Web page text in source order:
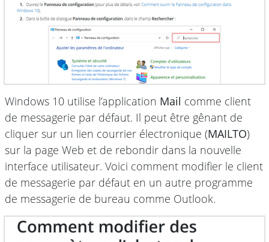
Windows 10 utilise l’application Mail comme client
de messagerie par défaut. Il peut être gênant de
cliquer sur un lien courrier électronique (MAILTO)
sur la page Web et de rebondir dans la nouvelle
interface utilisateur. Voici comment modifier le client
de messagerie par défaut en un autre programme
de messagerie de bureau comme Outlook.